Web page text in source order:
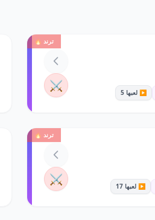
ترند 🔥
▶️ لعبها 5 ⚔️
ترند 🔥
▶️ لعبها 17 ⚔️